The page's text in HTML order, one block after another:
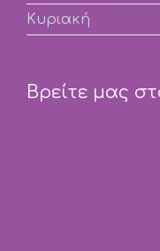
Κυριακή
Βρείτε μας